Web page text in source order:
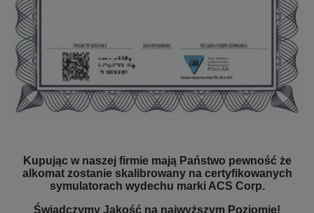
Kupując w naszej firmie mają Państwo pewność że
alkomat zostanie skalibrowany na certyfikowanych
symulatorach wydechu marki ACS Corp.
Świadczymy Jakość na najwyższym Poziomie!